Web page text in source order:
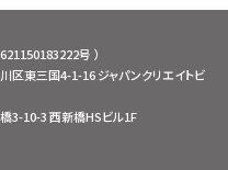
号 ）
東三国4-1-16 ジャパンクリエイトビ
3-10-3 西新橋HSビル1F